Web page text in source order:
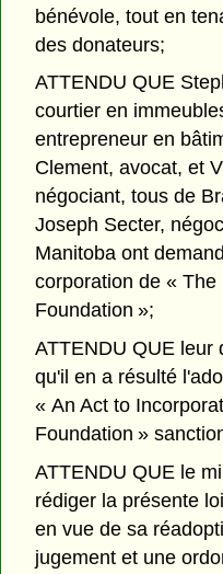
bénévole, tout en
des donateurs;
ATTENDU QUE
courtier en
entrepreneur en
Clement, avocat, et
négociant, tous de
Joseph Secter,
Manitoba ont
corporation de « The
Foundation »;
ATTENDU QUE leur
qu'il en a résulté
« An Act to
Foundation »
ATTENDU QUE le
rédiger la présente
en vue de sa
jugement et une